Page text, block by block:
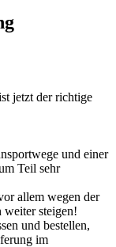
jetzt der richtige
und einer
Teil sehr
allem wegen der
weiter steigen!
und bestellen,
im